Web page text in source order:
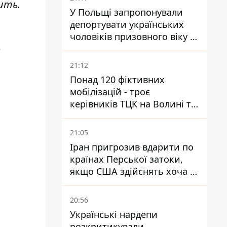
У Польщі запропонували
депортувати українських
чоловіків призовного віку -
кого це може торкнутися
21:12
Понад 120 фіктивних
мобілізацій - троє
керівників ТЦК на Волині та
Буковині отримали підозри
за фейкові звіти
21:05
Іран пригрозив вдарити по
країнах Перської затоки,
якщо США здійснять хоча б
одну атаку - Reuters
20:56
Українські нардепи